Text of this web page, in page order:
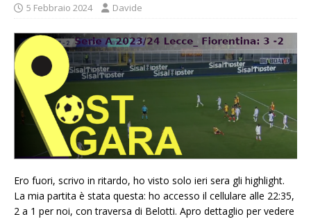
5 Febbraio 2024 Davide
Ero fuori, scrivo in ritardo, ho visto solo ieri sera gli highlight.
La mia partita è stata questa: ho accesso il cellulare alle 22:35,
2 a 1 per noi, con traversa di Belotti. Apro dettaglio per vedere